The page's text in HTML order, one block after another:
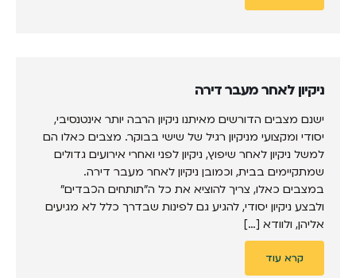
ניקיון לאחר מעבר דירה
ישנם מצבים הדורשים מאיתנו ניקיון הרבה יותר אינטנסיבי,
יסודי ומקצועי מניקיון רגיל של שישי בבוקר. מצבים כאלו הם
למשל ניקיון לאחר שיפוץ, ניקיון לפני ואחרי אירועים גדולים
שמתקיימים בבית, וכמובן ניקיון לאחר מעבר דירה.
במצבים כאלו, צריך להוציא את כל ה"תותחים הכבדים"
ולבצע ניקיון יסודי, להגיע גם לפינות שבדרך כלל לא מגיעים
אליהן, ולוודא […]
קרא עוד